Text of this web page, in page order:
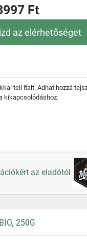
Ft
az elérhetőséget
teli italt. Adhat hozzá
kikapcsolódáshoz.
az eladótól
250G